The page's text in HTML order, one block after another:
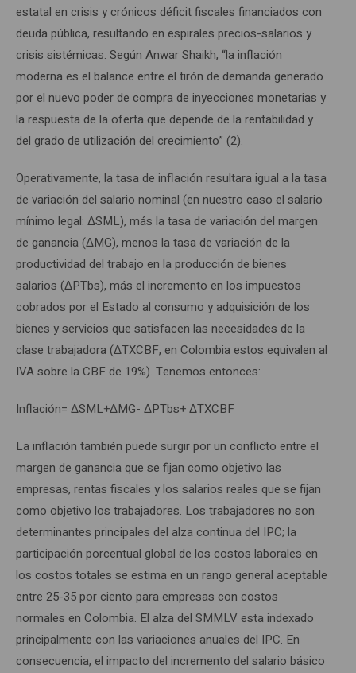
estatal en crisis y crónicos déficit fiscales financiados con
deuda pública, resultando en espirales precios-salarios y
crisis sistémicas. Según Anwar Shaikh, “la inflación
moderna es el balance entre el tirón de demanda generado
por el nuevo poder de compra de inyecciones monetarias y
la respuesta de la oferta que depende de la rentabilidad y
del grado de utilización del crecimiento” (2).
Operativamente, la tasa de inflación resultara igual a la tasa
de variación del salario nominal (en nuestro caso el salario
mínimo legal: ΔSML), más la tasa de variación del margen
de ganancia (ΔMG), menos la tasa de variación de la
productividad del trabajo en la producción de bienes
salarios (ΔPTbs), más el incremento en los impuestos
cobrados por el Estado al consumo y adquisición de los
bienes y servicios que satisfacen las necesidades de la
clase trabajadora (ΔTXCBF, en Colombia estos equivalen al
IVA sobre la CBF de 19%). Tenemos entonces:
Inflación= ΔSML+ΔMG- ΔPTbs+ ΔTXCBF
La inflación también puede surgir por un conflicto entre el
margen de ganancia que se fijan como objetivo las
empresas, rentas fiscales y los salarios reales que se fijan
como objetivo los trabajadores. Los trabajadores no son
determinantes principales del alza continua del IPC; la
participación porcentual global de los costos laborales en
los costos totales se estima en un rango general aceptable
entre 25-35 por ciento para empresas con costos
normales en Colombia. El alza del SMMLV esta indexado
principalmente con las variaciones anuales del IPC. En
consecuencia, el impacto del incremento del salario básico